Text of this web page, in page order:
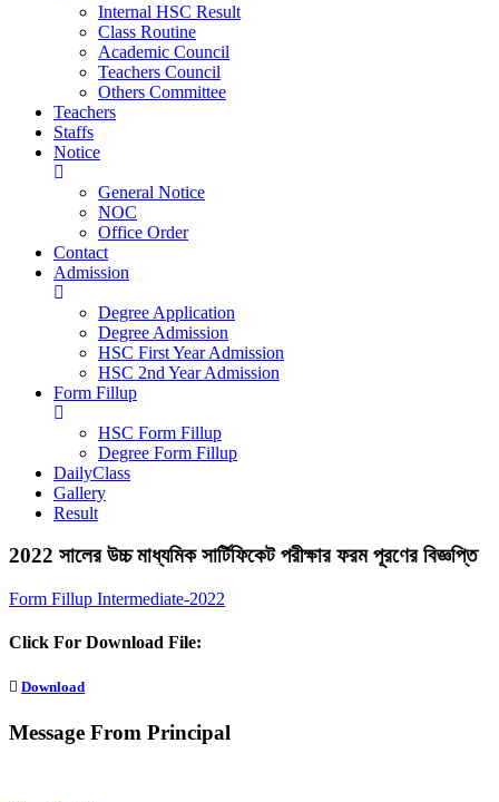
Internal HSC Result
Class Routine
Academic Council
Teachers Council
Others Committee
Teachers
Staffs
Notice
General Notice
NOC
Office Order
Contact
Admission
Degree Application
Degree Admission
HSC First Year Admission
HSC 2nd Year Admission
Form Fillup
HSC Form Fillup
Degree Form Fillup
DailyClass
Gallery
Result
2022 সালের উচ্চ মাধ্যমিক সার্টিফিকেট পরীক্ষার ফরম পূরণের বিজ্ঞপ্তি
Form Fillup Intermediate-2022
Click For Download File:
Download
Message From Principal